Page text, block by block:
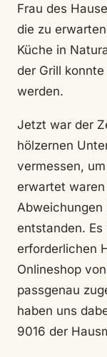
Frau des
die zu
Küche in
der Grill
werden.
Jetzt war der
hölzernen
vermessen,
erwartet
Abweichungen
entstanden.
erforderlichen
Onlineshop von
passgenau
haben uns
9016 der